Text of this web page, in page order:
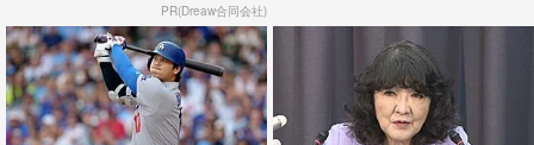
PR(Dreaw合同会社)